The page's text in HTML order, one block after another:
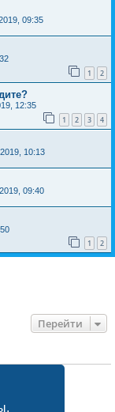
09:35
1 2
12:35
1 2 3 4
10:13
09:40
1 2
Перейти